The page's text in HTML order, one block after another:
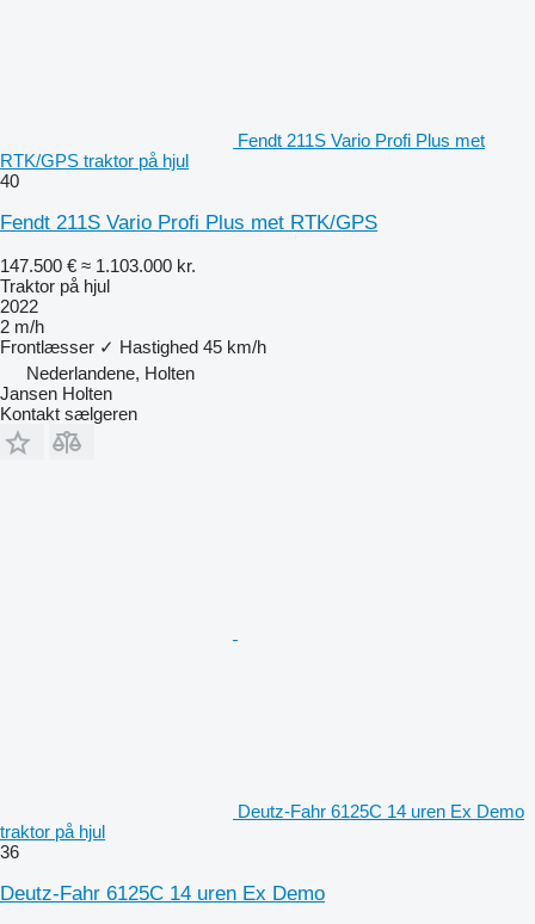
Fendt 211S Vario Profi Plus met
RTK/GPS traktor på hjul
40
Fendt 211S Vario Profi Plus met RTK/GPS
147.500 € ≈ 1.103.000 kr.
Traktor på hjul
2022
2 m/h
Frontlæsser ✓ Hastighed 45 km/h
Nederlandene, Holten
Jansen Holten
Kontakt sælgeren
Deutz-Fahr 6125C 14 uren Ex Demo
traktor på hjul
36
Deutz-Fahr 6125C 14 uren Ex Demo